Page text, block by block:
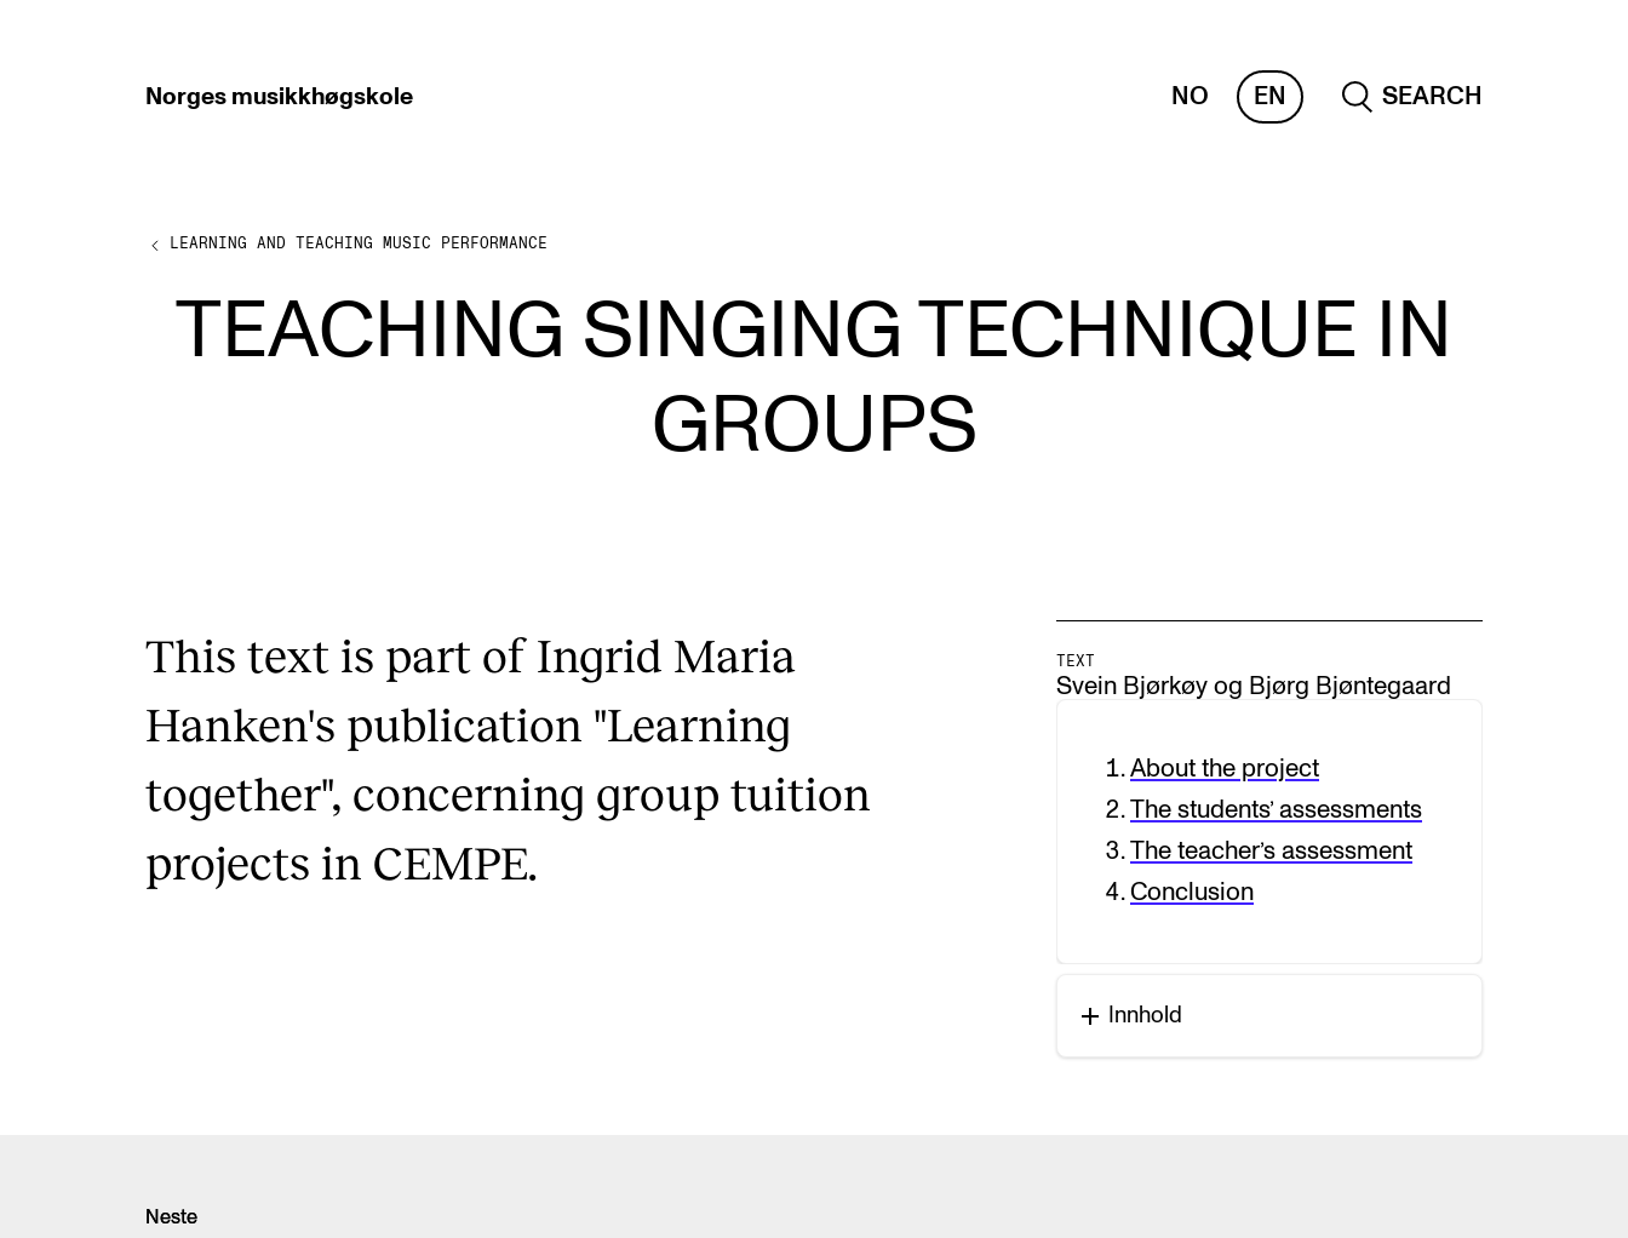
hjem
Norges musikkhøgskole NO EN SEARCH
ABOUT PRAXIS
PRAXIS: Resources and experiences in
developing higher music education
Evolving Higher Music Education
Learning and Teaching Music Performance
Student Voices
Musicians Exploring
EX CEMPE
SKUBA
LEARNING AND TEACHING MUSIC PERFORMANCE
TEACHING SINGING TECHNIQUE IN
GROUPS
This text is part of Ingrid Maria
Hanken's publication "Learning
together", concerning group tuition
projects in CEMPE.
TEXT
Svein Bjørkøy og Bjørg Bjøntegaard
About the project
The students’ assessments
The teacher’s assessment
Conclusion
Innhold
Neste